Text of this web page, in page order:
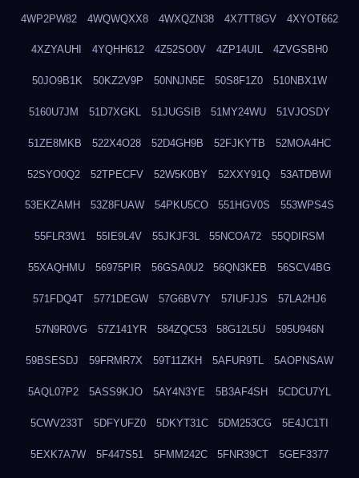
4WP2PW82 4WQWQXX8 4WXQZN38 4X7TT8GV 4XYOT662
4XZYAUHI 4YQHH612 4Z52SO0V 4ZP14UIL 4ZVGSBH0
50JO9B1K 50KZ2V9P 50NNJN5E 50S8F1Z0 510NBX1W
5160U7JM 51D7XGKL 51JUGSIB 51MY24WU 51VJOSDY
51ZE8MKB 522X4O28 52D4GH9B 52FJKYTB 52MOA4HC
52SYO0Q2 52TPECFV 52W5K0BY 52XXY91Q 53ATDBWI
53EKZAMH 53Z8FUAW 54PKU5CO 551HGV0S 553WPS4S
55FLR3W1 55IE9L4V 55JKJF3L 55NCOA72 55QDIRSM
55XAQHMU 56975PIR 56GSA0U2 56QN3KEB 56SCV4BG
571FDQ4T 5771DEGW 57G6BV7Y 57IUFJJS 57LA2HJ6
57N9R0VG 57Z141YR 584ZQC53 58G12L5U 595U946N
59BSESDJ 59FRMR7X 59T11ZKH 5AFUR9TL 5AOPNSAW
5AQL07P2 5ASS9KJO 5AY4N3YE 5B3AF4SH 5CDCU7YL
5CWV233T 5DFYUFZ0 5DKYT31C 5DM253CG 5E4JC1TI
5EXK7A7W 5F447S51 5FMM242C 5FNR39CT 5GEF3377